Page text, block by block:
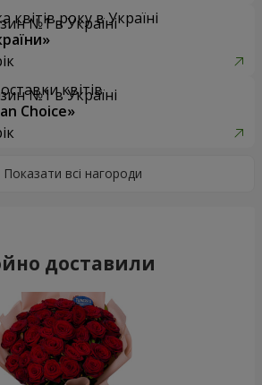
квітів року в Україні
квітів
Choice»
доставили